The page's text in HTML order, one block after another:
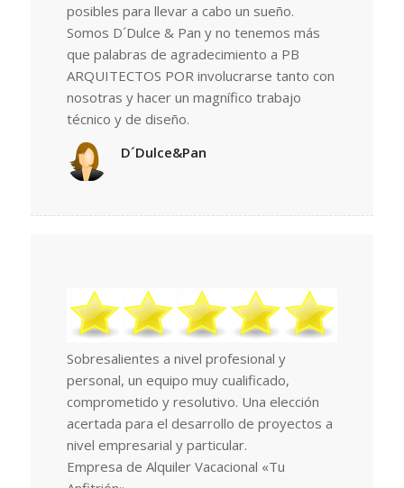
posibles para llevar a cabo un sueño.
Somos D´Dulce & Pan y no tenemos más
que palabras de agradecimiento a PB
ARQUITECTOS POR involucrarse tanto con
nosotras y hacer un magnífico trabajo
técnico y de diseño.
D´Dulce&Pan
Sobresalientes a nivel profesional y
personal, un equipo muy cualificado,
comprometido y resolutivo. Una elección
acertada para el desarrollo de proyectos a
nivel empresarial y particular.
Empresa de Alquiler Vacacional «Tu